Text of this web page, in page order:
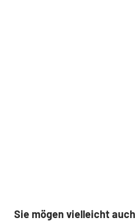
Sie mögen vielleicht auch